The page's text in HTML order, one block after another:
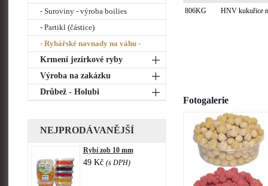
- Suroviny - výroba boilies
- Partikl (částice)
- Rybářské navnady na váhu -
Krmení jezírkové ryby
Výroba na zakázku
Drůbež - Holubi
NEJPRODÁVANĚJŠÍ
Rybí zob 10 mm
49 Kč (s DPH)
806KG HNV kukuřice
Fotogalerie